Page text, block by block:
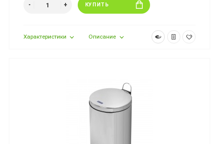
КУПИТЬ
Характеристики Описание